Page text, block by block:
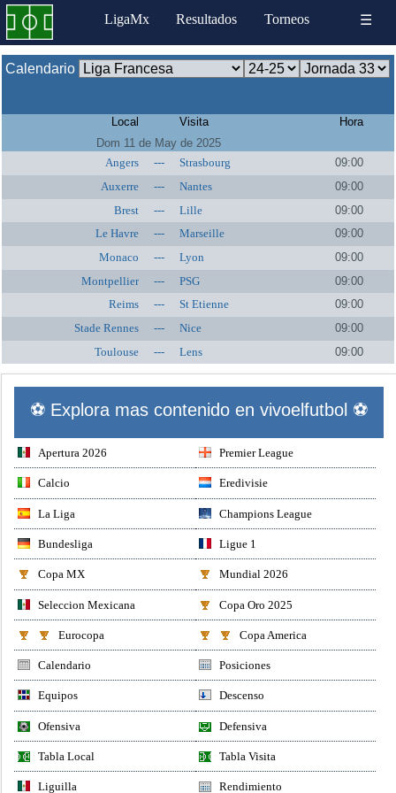
LigaMx Resultados Torneos ☰
Calendario
Local Visita
Hora
Dom 11 de May de 2025
Angers
--- Strasbourg
09:00
Auxerre
--- Nantes
09:00
Brest
--- Lille
09:00
Le Havre
--- Marseille
09:00
Monaco
--- Lyon
09:00
Montpellier
--- PSG
09:00
Reims
--- St Etienne
09:00
Stade Rennes
--- Nice
09:00
Toulouse
--- Lens 09:00
⚽ Explora mas contenido en vivoelfutbol ⚽
Apertura 2026 Premier League
Calcio Eredivisie
La Liga Champions League
Bundesliga Ligue 1
Copa MX Mundial 2026
Seleccion Mexicana Copa Oro 2025
Eurocopa Copa America
Calendario Posiciones
Equipos Descenso
Ofensiva Defensiva
Tabla Local Tabla Visita
Liguilla Rendimiento